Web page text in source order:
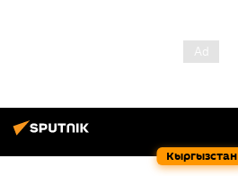
Кыргызстан